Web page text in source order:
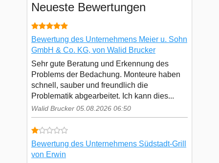
Neueste Bewertungen
Bewertung des Unternehmens Meier u. Sohn
GmbH & Co. KG, von Walid Brucker
Sehr gute Beratung und Erkennung des
Problems der Bedachung. Monteure haben
schnell, sauber und freundlich die
Problematik abgearbeitet. Ich kann dies...
Walid Brucker 05.08.2026 06:50
Bewertung des Unternehmens Südstadt-Grill
von Erwin